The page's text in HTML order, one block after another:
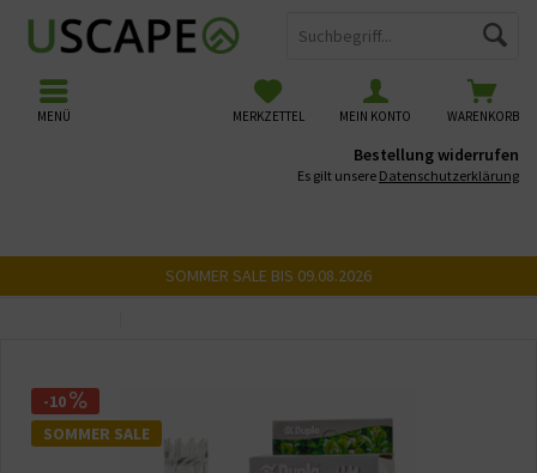
WARENKORB
MERKZETTEL MEIN KONTO
MENÜ
Bestellung widerrufen
Es gilt unsere Datenschutzerklärung
SOMMER SALE BIS 09.08.2026
-10
SOMMER SALE